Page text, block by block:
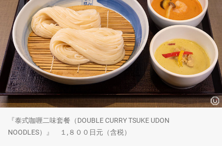
『泰式咖喱二味套餐（DOUBLE CURRY TSUKE UDON
NOODLES）』 １,８００日元（含税）